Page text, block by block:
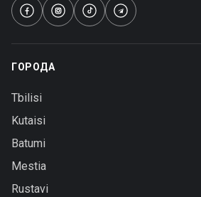
ГОРОДА
Tbilisi
Kutaisi
Batumi
Mestia
Rustavi